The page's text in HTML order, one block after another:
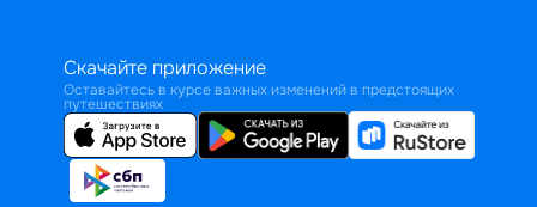
Скачайте приложение
Оставайтесь в курсе важных изменений в предстоящих
путешествиях